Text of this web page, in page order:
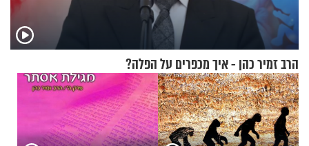
הרב זמיר כהן - איך מכפרים על הפלה?